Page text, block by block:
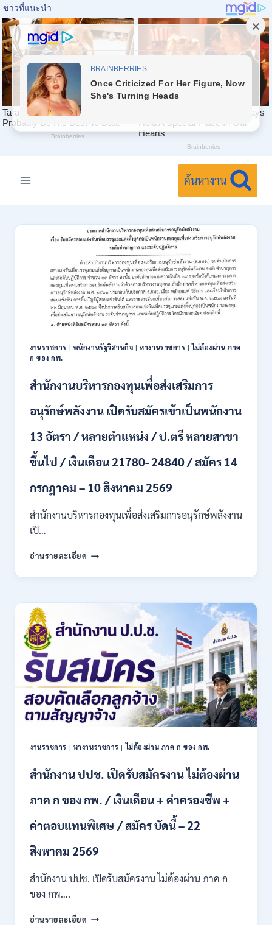
ค้นหางาน
งานราชการ | พนักงานรัฐวิสาหกิจ |หางานราชการ |ไม่ต้องผ่าน ภาค
ก ของ กพ.
สำนักงานบริหารกองทุนเพื่อส่งเสริมการ
อนุรักษ์พลังงาน เปิดรับสมัครเข้าเป็นพนักงาน
13 อัตรา / หลายตำแหน่ง / ป.ตรี หลายสาขา
ขึ้นไป / เงินเดือน 21780- 24840 / สมัคร 14
กรกฎาคม – 10 สิงหาคม 2569
สำนักงานบริหารกองทุนเพื่อส่งเสริมการอนุรักษ์พลังงาน
เปิ…
อ่านรายละเอียด สำนักงาน
กองทุน
ส่ง
การ
อนุรักษ์
พลังงาน
เปิด
รับ
สมัคร
เข้า
เป็น
พนักงาน
อัตรา
หลาย
/
ป.ตรี
หลาย
สาขา
ขึ้น
ไป
เงิน
24840
งานราชการ | หางานราชการ |ไม่ต้องผ่าน ภาค ก ของ กพ.
สำนักงาน ปปช. เปิดรับสมัครงาน ไม่ต้องผ่าน
ภาค ก ของ กพ. / เงินเดือน + ค่าครองชีพ +
ค่าตอบแทนพิเศษ / สมัคร บัดนี้ – 22
สิงหาคม 2569
สำนักงาน ปปช. เปิดรับสมัครงาน ไม่ต้องผ่าน ภาค ก
ของ กพ….
อ่านรายละเอียด สำนักงาน